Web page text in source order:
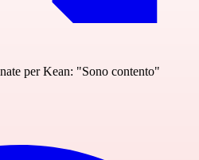
per Kean: "Sono contento"